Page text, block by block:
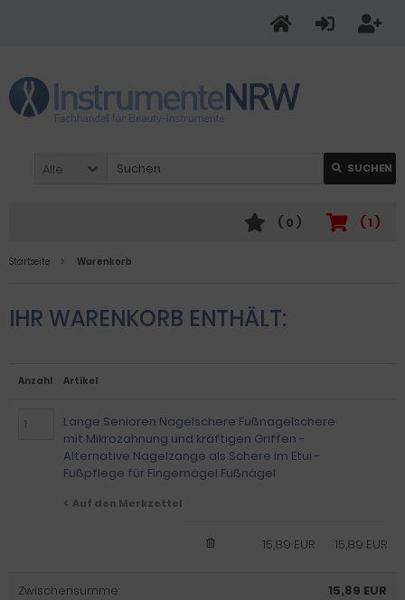
Alle SUCHEN
( 1 )
( 0 )
Startseite Warenkorb
IHR WARENKORB ENTHÄLT:
Anzahl Artikel
Lange Senioren Nagelschere Fußnagelschere
mit Mikrozahnung und kräftigen Griffen -
Alternative Nagelzange als Schere im Etui -
Fußpflege für Fingernägel Fußnägel
Auf den Merkzettel
15,89 EUR
15,89 EUR
Zwischensumme: 15,89 EUR